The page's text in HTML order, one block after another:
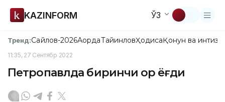
KAZINFORM ЎЗ
Тренд:Сайлов-2026АқордаТайинловҲодисаҚонун ва
11:35, 27 Сентябр 2022
Петропавлда биринчи қор ёғди